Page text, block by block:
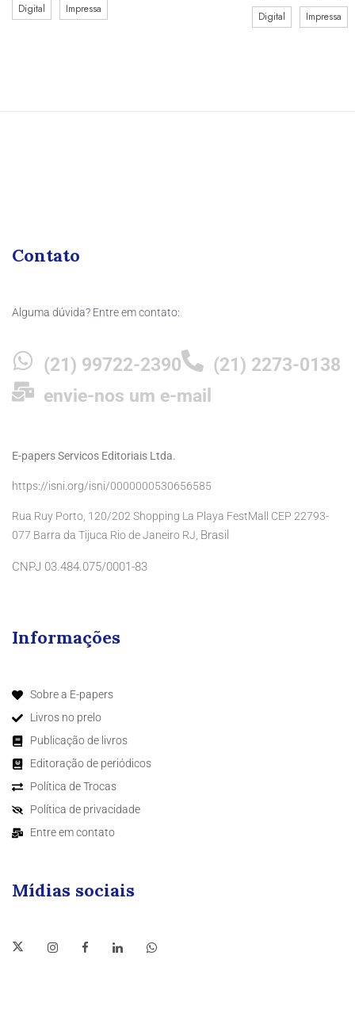
Digital Impressa
Digital Impressa
Contato
Alguma dúvida? Entre em contato:
(21) 99722-2390
(21) 2273-0138
envie-nos um e-mail
E-papers Servicos Editoriais Ltda.
https://isni.org/isni/0000000530656585
Rua Ruy Porto, 120/202 Shopping La Playa FestMall CEP 22793-
077 Barra da Tijuca Rio de Janeiro RJ, Brasil
CNPJ 03.484.075/0001-83
Informações
Sobre a E-papers
Livros no prelo
Publicação de livros
Editoração de periódicos
Política de Trocas
Política de privacidade
Entre em contato
Mídias sociais